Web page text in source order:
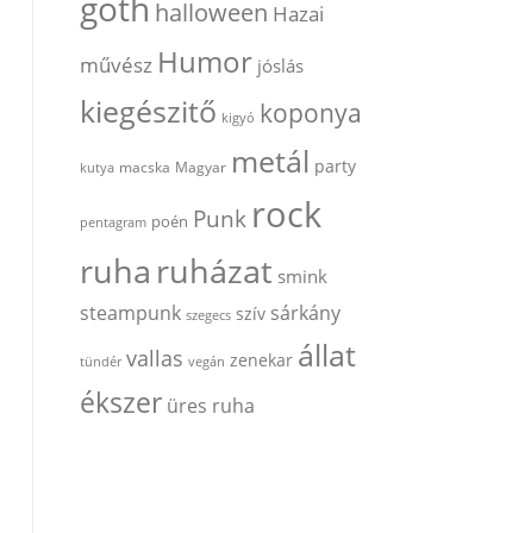
goth halloween Hazai
művész Humor jóslás
kiegészitő kigyó koponya
kutya macska Magyar metál party
pentagram poén Punk rock
ruha ruházat smink
steampunk szegecs szív sárkány
tündér vallas vegán zenekar állat
ékszer üres ruha